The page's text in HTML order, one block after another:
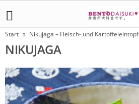
Start Nikujaga – Fleisch- und Kartoffeleintopf
NIKUJAGA